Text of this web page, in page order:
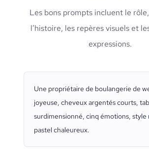
Les bons prompts incluent le
l’histoire, les repères visuels et
expressions.
Une propriétaire de boulangerie de
joyeuse, cheveux argentés courts,
surdimensionné, cinq émotions, style
pastel chaleureux.